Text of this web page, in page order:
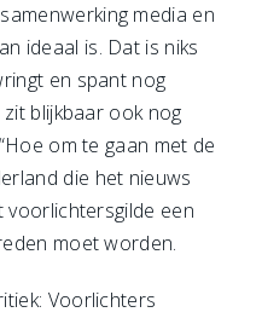
media en
ideaal is. Dat is niks
en spant nog
blijkbaar ook nog
om te gaan met de
die het nieuws
voorlichtersgilde een
moet worden.
Voorlichters